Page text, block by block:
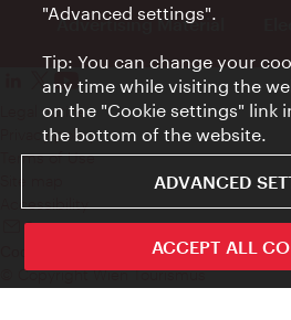
Advertising Material
Legal notice
Privacy policy
Terms of Use
Accessibility
Contact
© Copyright Wien Tourismus
"Advanced settings".
Tip: You can change your
any time while visiting the
on the "Cookie settings" link
the bottom of the website.
ADVANCED
ACCEPT ALL